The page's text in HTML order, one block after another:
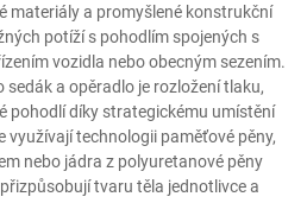
materiály a promyšlené konstrukční
potíží s pohodlím spojených s
vozidla nebo obecným sezením.
a opěradlo je rozložení tlaku,
pohodlí díky strategickému umístění
využívají technologii paměťové pěny,
nebo jádra z polyuretanové pěny
tvaru těla jednotlivce a